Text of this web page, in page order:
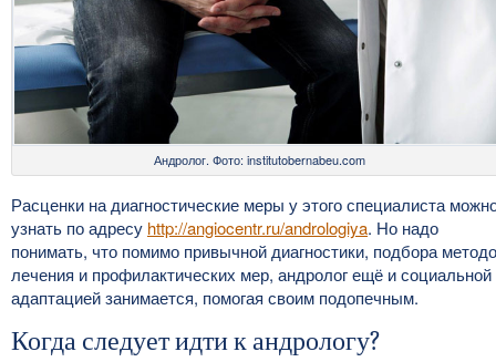
Андролог. Фото: institutobernabeu.com
Расценки на диагностические меры у этого специалиста
узнать по адресу http://angiocentr.ru/andrologiya. Но надо
понимать, что помимо привычной диагностики, подбора
лечения и профилактических мер, андролог ещё и социальной
адаптацией занимается, помогая своим подопечным.
Когда следует идти к андрологу?